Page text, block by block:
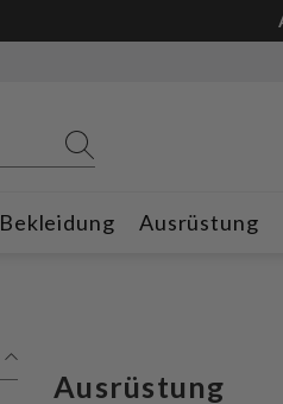
Bekleidung Ausrüstung
Ausrüstung